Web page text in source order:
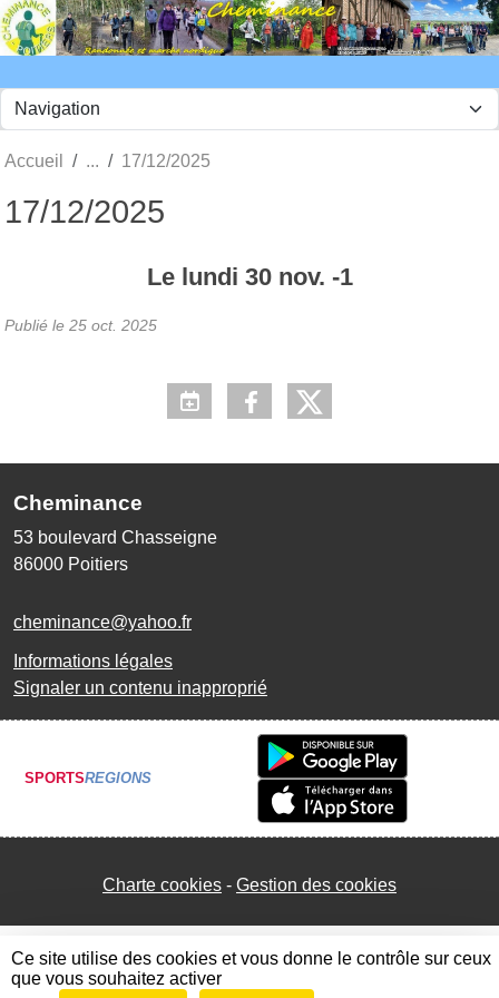
Accueil 17/12/2025
17/12/2025
Le lundi 30 nov. -1
Publié le 25 oct. 2025
Cheminance
53 boulevard Chasseigne
86000 Poitiers
cheminance@yahoo.fr
Informations légales
Signaler un contenu inapproprié
SPORTSREGIONS
Charte cookies Gestion des cookies
Panneau de gestion des cookies
Ce site utilise des cookies et vous donne le contrôle sur ceux
que vous souhaitez activer